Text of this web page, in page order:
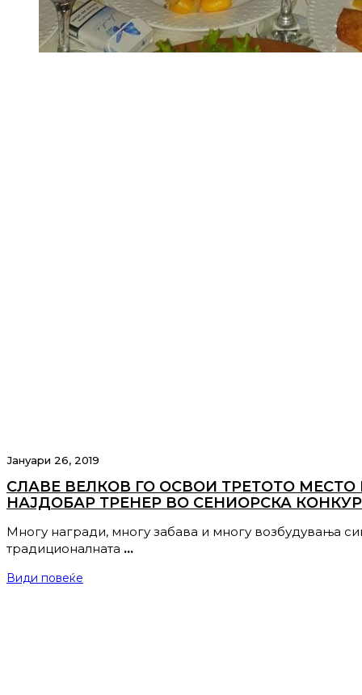
Јануари 26, 2019
СЛАВЕ ВЕЛКОВ ГО ОСВОИ ТРЕТОТО
НАЈДОБАР ТРЕНЕР ВО СЕНИОРСКА
Многу награди, многу забава и многу возбудувања
традиционалната …
Види повеќе